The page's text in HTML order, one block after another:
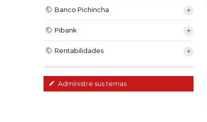
Banco Pichincha
Pibank
Rentabilidades
Administre sus temas